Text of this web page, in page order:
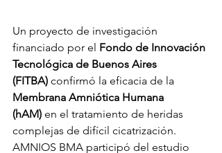
Un proyecto de investigación
financiado por el Fondo de Innovación
Tecnológica de Buenos Aires
(FITBA) confirmó la eficacia de la
Membrana Amniótica Humana
(hAM) en el tratamiento de heridas
complejas de difícil cicatrización.
AMNIOS BMA participó del estudio